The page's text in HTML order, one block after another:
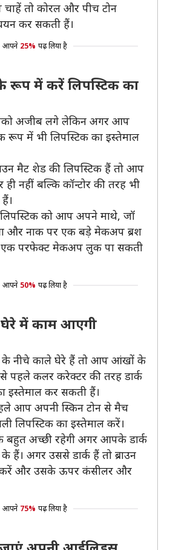
तो कोरल और पीच टोन
कर सकती हैं।
आपने 25% पढ़ लिया है
के रूप में करें लिपस्टिक का
अजीब लगे लेकिन अगर आप
रूप में भी लिपस्टिक का इस्तेमाल
मैट शेड की लिपस्टिक हैं तो आप
ही नहीं बल्कि कॉन्टोर की तरह भी
लिपस्टिक को आप अपने माथे, जॉ
और नाक पर एक बड़े मेकअप ब्रश
एक परफेक्ट मेकअप लुक पा सकती
आपने 50% पढ़ लिया है
में काम आएगी
नीचे काले घेरे हैं तो आप आंखों के
पहले कलर करेक्टर की तरह डार्क
इस्तेमाल कर सकती हैं।
आप अपनी स्किन टोन से मैच
लिपस्टिक का इस्तेमाल करें।
बहुत अच्छी रहेगी अगर आपके डार्क
हैं। अगर उससे डार्क हैं तो ब्राउन
करें और उसके ऊपर कंसीलर और
आपने 75% पढ़ लिया है